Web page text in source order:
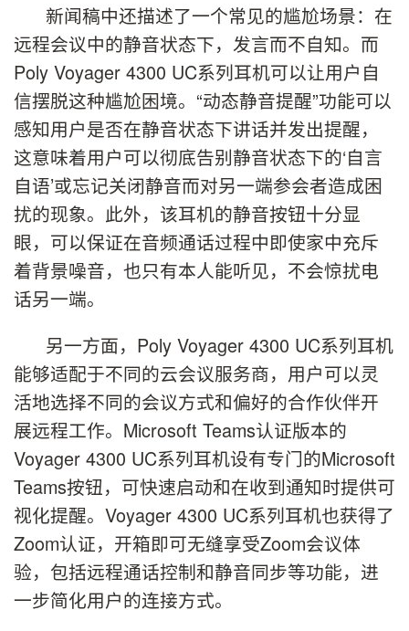
新闻稿中还描述了一个常见的尴尬场景：在
远程会议中的静音状态下，发言而不自知。而
Poly Voyager 4300 UC系列耳机可以让用户自
信摆脱这种尴尬困境。“动态静音提醒”功能可以
感知用户是否在静音状态下讲话并发出提醒，
这意味着用户可以彻底告别静音状态下的‘自言
自语’或忘记关闭静音而对另一端参会者造成困
扰的现象。此外，该耳机的静音按钮十分显
眼，可以保证在音频通话过程中即使家中充斥
着背景噪音，也只有本人能听见，不会惊扰电
话另一端。
另一方面，Poly Voyager 4300 UC系列耳机
能够适配于不同的云会议服务商，用户可以灵
活地选择不同的会议方式和偏好的合作伙伴开
展远程工作。Microsoft Teams认证版本的
Voyager 4300 UC系列耳机设有专门的Microsoft
Teams按钮，可快速启动和在收到通知时提供可
视化提醒。Voyager 4300 UC系列耳机也获得了
Zoom认证，开箱即可无缝享受Zoom会议体
验，包括远程通话控制和静音同步等功能，进
一步简化用户的连接方式。